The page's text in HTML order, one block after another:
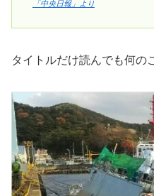
「中央日報」より
タイトルだけ読んでも何の